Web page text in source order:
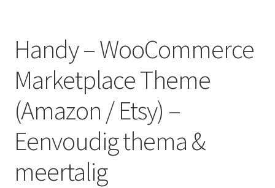
Handy – WooCommerce
Marketplace Theme
(Amazon / Etsy) –
Eenvoudig thema &
meertalig